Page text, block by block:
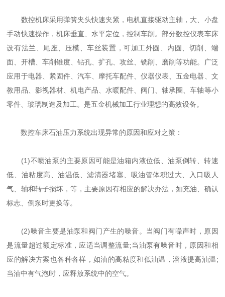
数控机床采用弹簧夹头快速夹紧，电机直接驱动主轴，大、小盘
手动快速操作，机床垂直、水平定位，控制车削。部分数控仪表车床
设有法兰、尾座、压模、车丝装置，可加工外圆、内圆、切削、端
面、开槽、车削锥度、钻孔、扩孔、攻丝、铣削、磨削等功能。广泛
应用于电器、紧固件、汽车、摩托车配件、仪器仪表、五金电器、文
教用品、影视器材、机电产品、水暖配件、阀门、轴承圈、车轴等小
零件、玻璃制造及加工。是五金机械加工行业理想的高效设备。
数控车床石油压力系统出现异常的原因和应对之策：
(1)不喷油泵的主要原因可能是油箱内液位低、油泵倒转、转速
低、油粘度高、油温低、滤清器堵塞、吸油管体积过大、入口吸人
气、轴和转子损坏，等，主要原因有相应的解决办法，如充油、确认
标志、倒泵时更换等。
(2)噪音主要是油泵和阀门产生的噪音。当阀门有噪声时，原因
是流量超过额定标准，应适当调整流量;当油泵有噪音时，原因和相
应的解决方案也各种各样，如油的高粘度和低油温，溶液提高油温;
当油中有气泡时，应释放系统中的空气。